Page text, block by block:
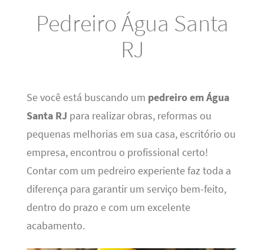
Pedreiro Água Santa
RJ
Se você está buscando um pedreiro em Água
Santa RJ para realizar obras, reformas ou
pequenas melhorias em sua casa, escritório ou
empresa, encontrou o profissional certo!
Contar com um pedreiro experiente faz toda a
diferença para garantir um serviço bem-feito,
dentro do prazo e com um excelente
acabamento.